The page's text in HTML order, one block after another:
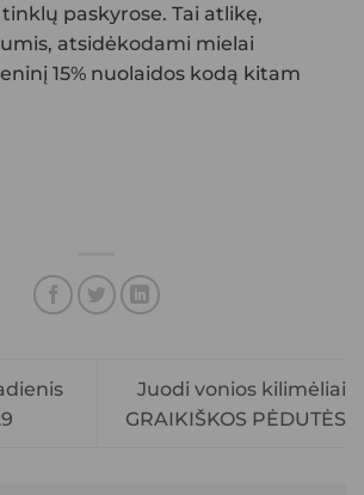
paskyrose. Tai atlikę,
atsidėkodami mielai
15% nuolaidos kodą kitam
Juodi vonios kilimėliai
GRAIKIŠKOS PĖDUTĖS